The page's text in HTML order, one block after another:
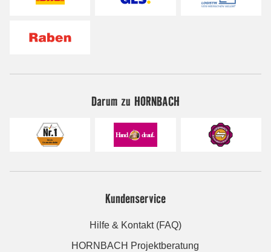
Darum zu HORNBACH
Kundenservice
Hilfe & Kontakt (FAQ)
HORNBACH Projektberatung